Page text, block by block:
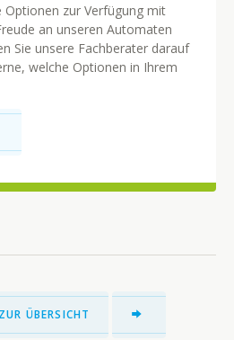
Optionen zur Verfügung mit
an unseren Automaten
Sie unsere Fachberater darauf
welche Optionen in Ihrem
ZUR ÜBERSICHT